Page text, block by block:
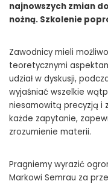
najnowszych zmian
nożną. Szkolenie
Zawodnicy mieli
teoretycznymi
udział w dyskusji,
wyjaśniać wszelkie
niesamowitą precyzją i
każde zapytanie,
zrozumienie materii.
Pragniemy wyrazić
Markowi Semrau za